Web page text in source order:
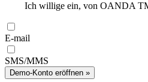
Ich willige ein, von OANDA
E-mail
SMS/MMS
Demo-Konto eröffnen »